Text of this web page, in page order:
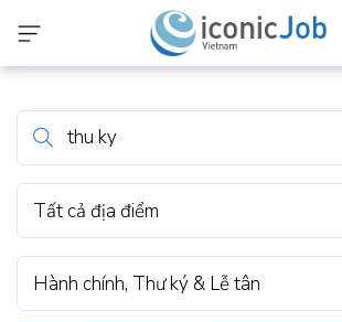
Tất cả địa điểm
Hành chính, Thư ký & Lễ tân